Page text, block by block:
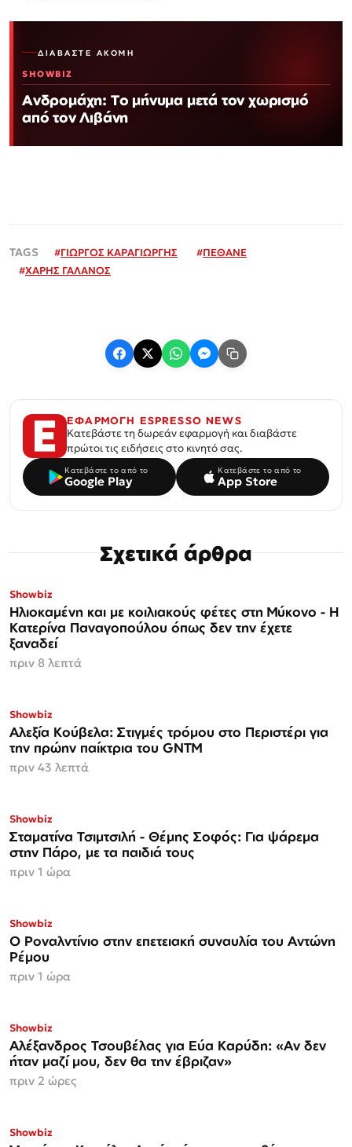
ΔΙΑΒΆΣΤΕ ΑΚΌΜΗ
SHOWBIZ
Ανδρομάχη: Το μήνυμα μετά τον χωρισμό
από τον Λιβάνη
#ΓΙΩΡΓΟΣ ΚΑΡΑΓΙΩΡΓΗΣ #ΠΕΘΑΝΕ
#ΧΑΡΗΣ ΓΑΛΑΝΟΣ
ΕΦΑΡΜΟΓΗ ESPRESSO NEWS
Κατεβάστε τη δωρεάν εφαρμογή και διαβάστε
πρώτοι τις ειδήσεις στο κινητό σας.
Κατεβάστε το από το
Google Play
Κατεβάστε το από το
App Store
Σχετικά άρθρα
Showbiz
Ηλιοκαμένη και με κοιλιακούς φέτες στη Μύκονο - Η
Κατερίνα Παναγοπούλου όπως δεν την έχετε
ξαναδεί
πριν 8 λεπτά
Showbiz
Αλεξία Κούβελα: Στιγμές τρόμου στο Περιστέρι για
την πρώην παίκτρια του GNTM
πριν 43 λεπτά
Showbiz
Σταματίνα Τσιμτσιλή - Θέμης Σοφός: Για ψάρεμα
στην Πάρο, με τα παιδιά τους
πριν 1 ώρα
Showbiz
Ο Ροναλντίνιο στην επετειακή συναυλία του Αντώνη
Ρέμου
πριν 1 ώρα
Showbiz
Αλέξανδρος Τσουβέλας για Εύα Καρύδη: «Αν δεν
ήταν μαζί μου, δεν θα την έβριζαν»
πριν 2 ώρες
Showbiz